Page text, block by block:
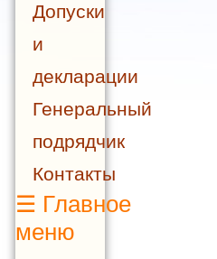
Допуски
и
декларации
Генеральный
подрядчик
Контакты
☰ Главное
меню